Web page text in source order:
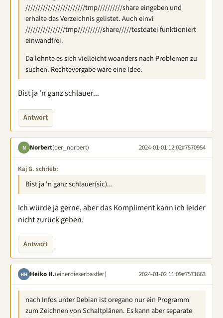
////////////////////////tmp//////////share eingeben und
erhalte das Verzeichnis gelistet. Auch einvi
////////////////tmp//////////share/////testdatei funktioniert
einwandfrei.
Da lohnte es sich vielleicht woanders nach Problemen zu
suchen. Rechtevergabe wäre eine Idee.
Bist ja 'n ganz schlauer...
Antwort
N Norbert(der_norbert) 2024-01-01 12:02#7570954
Kaj G. schrieb:
Bist ja 'n ganz schlauer(sic)...
Ich würde ja gerne, aber das Kompliment kann ich leider
nicht zurück geben.
Antwort
HH Heiko H.(einerdieserbastler) 2024-01-02 11:09#7571663
nach Infos unter Debian ist oregano nur ein Programm
zum Zeichnen von Schaltplänen. Es kann aber separate